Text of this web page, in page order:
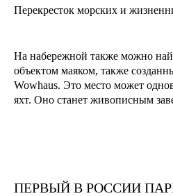
Перекресток морских и
На набережной также можно
объектом маяком, также
Wowhaus. Это место может
яхт. Оно станет живописным
ПЕРВЫЙ В РОССИИ